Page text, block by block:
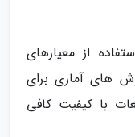
از معیارهای
های آماری برای
با کیفیت کافی